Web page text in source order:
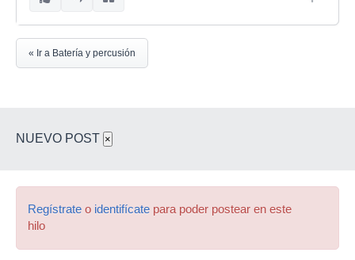
« Ir a Batería y percusión
NUEVO POST ×
Regístrate o identifícate para poder postear en este
hilo